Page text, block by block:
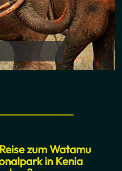
zum Watamu
in Kenia